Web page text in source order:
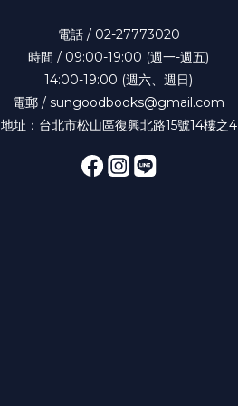
電話 / 02-27773020
時間 / 09:00-19:00 (週一-週五)
14:00-19:00 (週六、週日)
電郵 / sungoodbooks@gmail.com
地址：台北市松山區復興北路15號14樓之4